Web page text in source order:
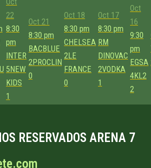
22
8:30
pm
INTER
5NEW
KIDS
1
Oct 21
8:30 pm
BACBLUE
2PROCLIN
0
Oct 18
8:30 pm
CHELSEA
2LE
FRANCE
0
Oct 17
8:30 pm
RM
DINOVAC
2VODKA
1
Oct
16
9:30
pm
EGSA
4KL2
2
RESERVADOS ARENA 7